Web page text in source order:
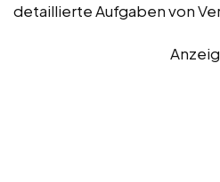
detaillierte Aufgaben von